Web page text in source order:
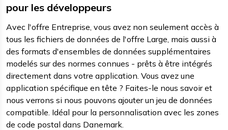
pour les développeurs
Avec l'offre Entreprise, vous avez non seulement accès à
tous les fichiers de données de l'offre Large, mais aussi à
des formats d'ensembles de données supplémentaires
modelés sur des normes connues - prêts à être intégrés
directement dans votre application. Vous avez une
application spécifique en tête ? Faites-le nous savoir et
nous verrons si nous pouvons ajouter un jeu de données
compatible. Idéal pour la personnalisation avec les zones
de code postal dans Danemark.